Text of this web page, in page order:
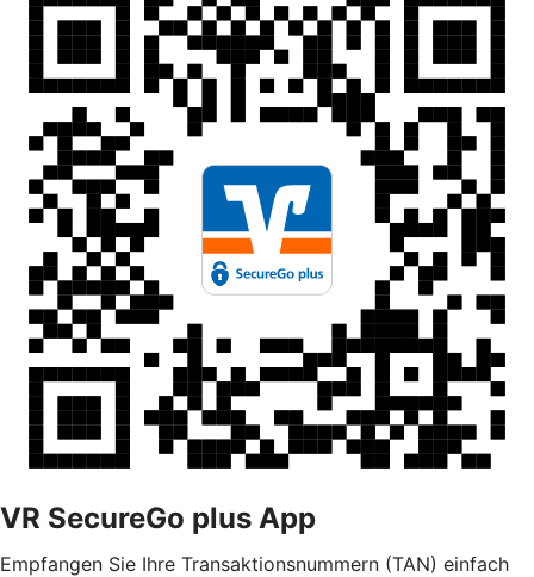
VR SecureGo plus App
Empfangen Sie Ihre Transaktionsnummern (TAN) einfach